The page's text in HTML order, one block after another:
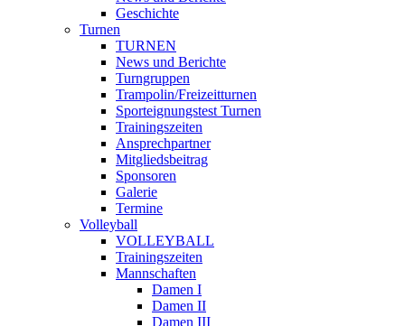
Geschichte
Turnen
TURNEN
News und Berichte
Turngruppen
Trampolin/Freizeitturnen
Sporteignungstest Turnen
Trainingszeiten
Ansprechpartner
Mitgliedsbeitrag
Sponsoren
Galerie
Termine
Volleyball
VOLLEYBALL
Trainingszeiten
Mannschaften
Damen I
Damen II
Damen III